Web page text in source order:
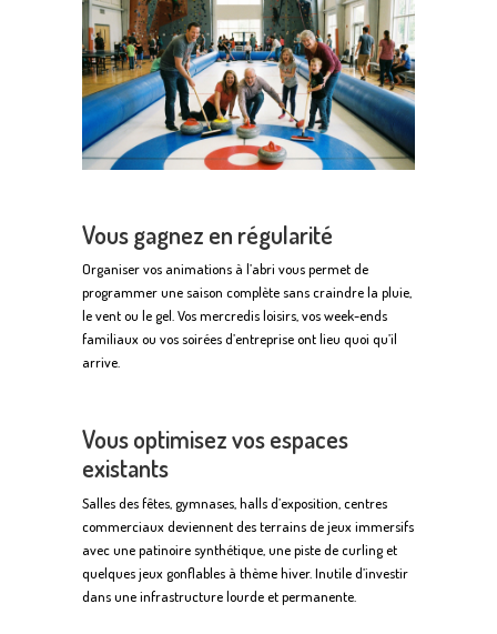
Vous gagnez en régularité
Organiser vos animations à l’abri vous permet de
programmer une saison complète sans craindre la pluie,
le vent ou le gel. Vos mercredis loisirs, vos week-ends
familiaux ou vos soirées d’entreprise ont lieu quoi qu’il
arrive.
Vous optimisez vos espaces
existants
Salles des fêtes, gymnases, halls d’exposition, centres
commerciaux deviennent des terrains de jeux immersifs
avec une patinoire synthétique, une piste de curling et
quelques jeux gonflables à thème hiver. Inutile d’investir
dans une infrastructure lourde et permanente.